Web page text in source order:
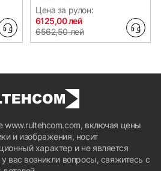
Цена за рулон:
6125,00 лей
6562,50 лей
www.rultehcom.com, включая цены
и изображения, носит
характер и не является
вас возникли вопросы, свяжитесь с